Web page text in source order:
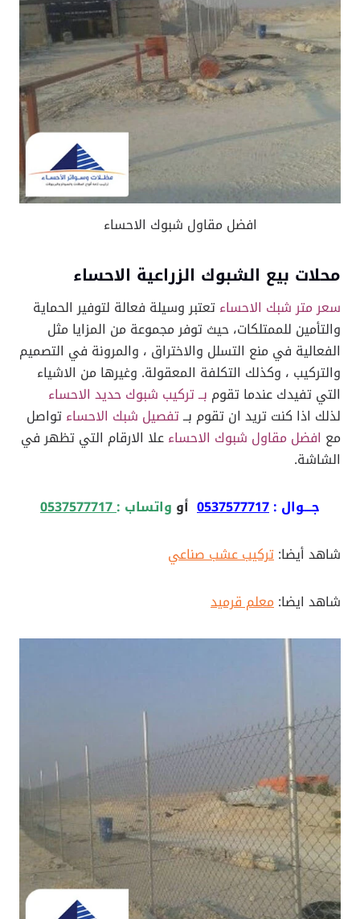
افضل مقاول شبوك الاحساء
محلات بيع الشبوك الزراعية الاحساء
سعر متر شبك الاحساءتعتبر وسيلة فعالة لتوفير الحماية
والتأمين للممتلكات، حيث توفر مجموعة من المزايا مثل
الفعالية في منع التسلل والاختراق ، والمرونة في التصميم
والتركيب ، وكذلك التكلفة المعقولة. وغيرها من الاشياء
التي تفيدك عندما تقوم بــ تركيب شبوك حديد الاحساء
لذلك اذا كنت تريد ان تقوم بــتفصيل شبك الاحساءتواصل
مع افضل مقاول شبوك الاحساءعلا الارقام التي تظهر في
الشاشة.
جـــوال :0537577717 أو واتساب :0537577717
شاهد أيضا:تركيب عشب صناعي
شاهد ايضا:معلم قرميد